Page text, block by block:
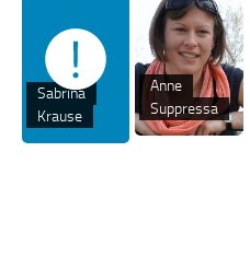
Sabrina
Krause
Anne
Suppressa